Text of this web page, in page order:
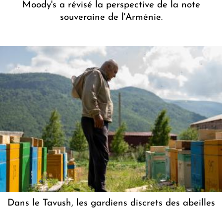
Moody's a révisé la perspective de la note
souveraine de l'Arménie.
Dans le Tavush, les gardiens discrets des abeilles